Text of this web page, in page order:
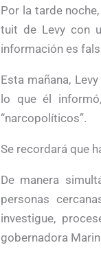
Por la tarde
tuit de Levy con
información es
Esta mañana,
lo que él
“narcopolíticos”.
Se recordará que
De manera
personas
investigue,
gobernadora